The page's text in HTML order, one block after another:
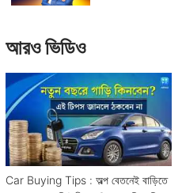
আরও ভিডিও
Car Buying Tips : অল্প বেতনেই বাড়িতে